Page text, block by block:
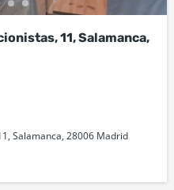
11, Salamanca,
Salamanca, 28006 Madrid